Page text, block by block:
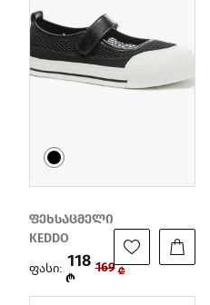
ფეხსაცმელი
KEDDO
ფასი: 118
₾
169 ₾